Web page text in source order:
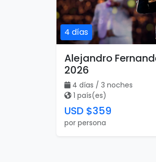
4 días
Alejandro
2026
4 días / 3 noches
1 país(es)
USD $359
por persona